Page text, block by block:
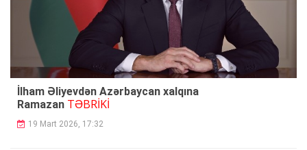
İlham Əliyevdən Azərbaycan xalqına
Ramazan TƏBRİKİ
19 Mart 2026, 17:32